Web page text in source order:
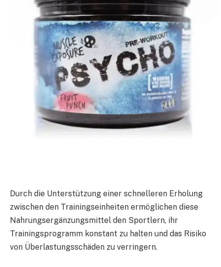
Durch die Unterstützung einer schnelleren Erholung
zwischen den Trainingseinheiten ermöglichen diese
Nahrungsergänzungsmittel den Sportlern, ihr
Trainingsprogramm konstant zu halten und das Risiko
von Überlastungsschäden zu verringern.